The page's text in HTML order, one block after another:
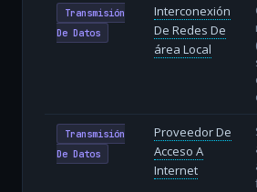
Transmisión
De Datos
Interconexión
De Redes De
área Local
Transmisión
De Datos
Proveedor De
Acceso A
Internet